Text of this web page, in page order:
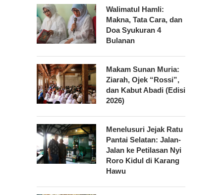
Walimatul Hamli:
Makna, Tata Cara, dan
Doa Syukuran 4
Bulanan
Makam Sunan Muria:
Ziarah, Ojek “Rossi”,
dan Kabut Abadi (Edisi
2026)
Menelusuri Jejak Ratu
Pantai Selatan: Jalan-
Jalan ke Petilasan Nyi
Roro Kidul di Karang
Hawu